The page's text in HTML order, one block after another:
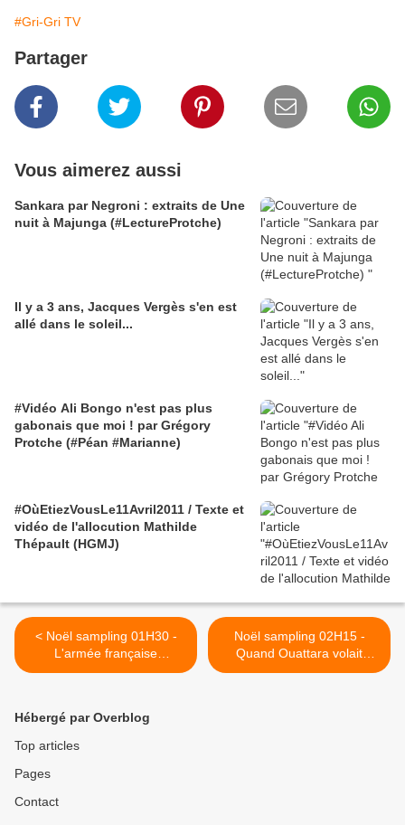
#Gri-Gri TV
Partager
Vous aimerez aussi
Sankara par Negroni : extraits de Une
nuit à Majunga (#LectureProtche)
Il y a 3 ans, Jacques Vergès s'en est
allé dans le soleil...
#Vidéo Ali Bongo n'est pas plus
gabonais que moi ! par Grégory
Protche (#Péan #Marianne)
#OùEtiezVousLe11Avril2011 / Texte et
vidéo de l'allocution Mathilde
Thépault (HGMJ)
< Noël sampling 01H30 -
L'armée française
manipulée à Bouaké en
Noël sampling 02H15 -
Quand Ouattara volait
grâce à un vendeur
Hébergé par Overblog
Top articles
Pages
Contact